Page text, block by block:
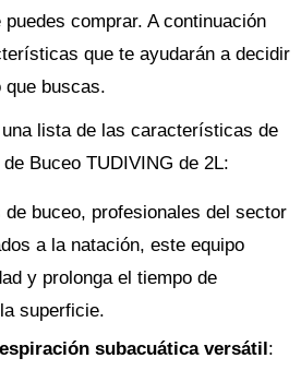
comprar. A continuación
que te ayudarán a decidir
que buscas.
lista de las características de
Buceo TUDIVING de 2L:
de buceo, profesionales del sector
a la natación, este equipo
y prolonga el tiempo de
superficie.
subacuática versátil: